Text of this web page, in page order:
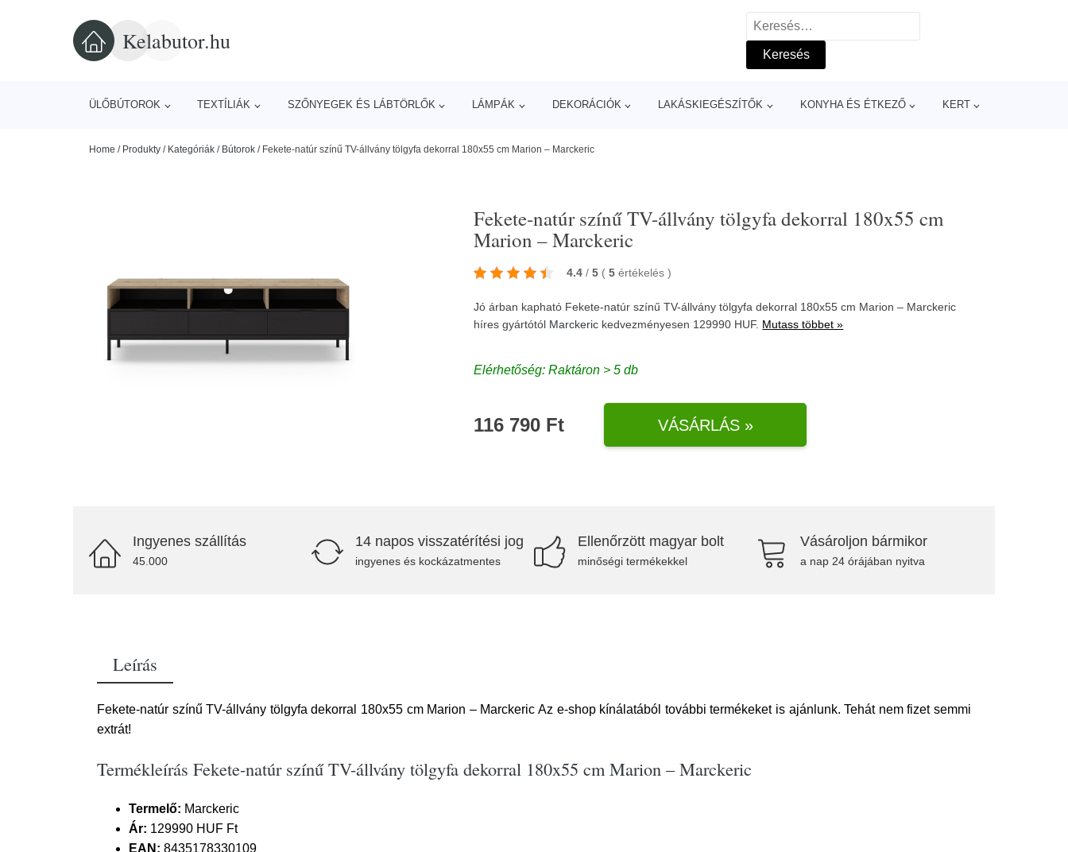
Kelabutor.hu
Keresés:
ÜLŐBÚTOROK TEXTÍLIÁK SZŐNYEGEK ÉS LÁBTÖRLŐK LÁMPÁK DEKORÁCIÓK LAKÁSKIEGÉSZÍTŐK KONYHA ÉS ÉTKEZŐ KERT
Home / Produkty / Kategóriák / Bútorok / Fekete-natúr színű TV-állvány tölgyfa dekorral 180x55 cm Marion – Marckeric
Fekete-natúr színű TV-állvány tölgyfa dekorral 180x55 cm
Marion – Marckeric
4.4 / 5 ( 5 értékelés)
Jó árban kapható Fekete-natúr színű TV-állvány tölgyfa dekorral 180x55 cm Marion – Marckeric
híres gyártótól Marckeric kedvezményesen 129990 HUF. Mutass többet »
Elérhetőség: Raktáron > 5 db
116 790 Ft VÁSÁRLÁS »
Ingyenes szállítás
45.000
14 napos visszatérítési jog
ingyenes és kockázatmentes
Ellenőrzött magyar bolt
minőségi termékekkel
Vásároljon bármikor
a nap 24 órájában nyitva
Leírás
Fekete-natúr színű TV-állvány tölgyfa dekorral 180x55 cm Marion – Marckeric Az e-shop kínálatából további termékeket is ajánlunk. Tehát nem fizet semmi
extrát!
Termékleírás Fekete-natúr színű TV-állvány tölgyfa dekorral 180x55 cm Marion – Marckeric
Termelő: Marckeric
Ár: 129990 HUF Ft
EAN: 8435178330109